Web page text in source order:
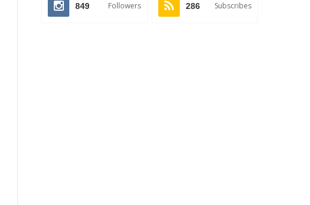
849 Followers 286 Subscribes